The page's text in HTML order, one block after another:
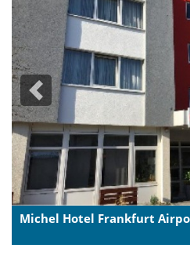
Previous
Michel Hotel Frankfurt